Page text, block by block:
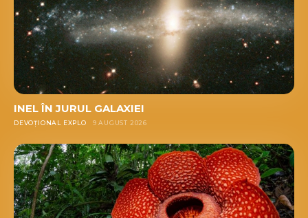
INEL ÎN JURUL GALAXIEI
DEVOȚIONAL EXPLO 9 AUGUST 2026